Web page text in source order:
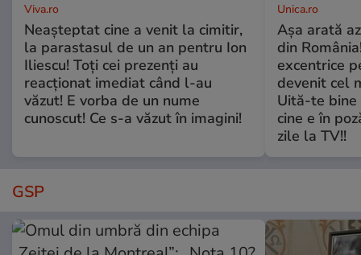
Viva.ro
Neașteptat cine a venit la cimitir,
la parastasul de un an pentru Ion
Iliescu! Toți cei prezenți au
reacționat imediat când l-au
văzut! E vorba de un nume
cunoscut! Ce s-a văzut în imagini!
Unica.ro
Așa arată
din
excentrice
devenit cel
Uită-te bine
cine e în
zile la TV!!
GSP